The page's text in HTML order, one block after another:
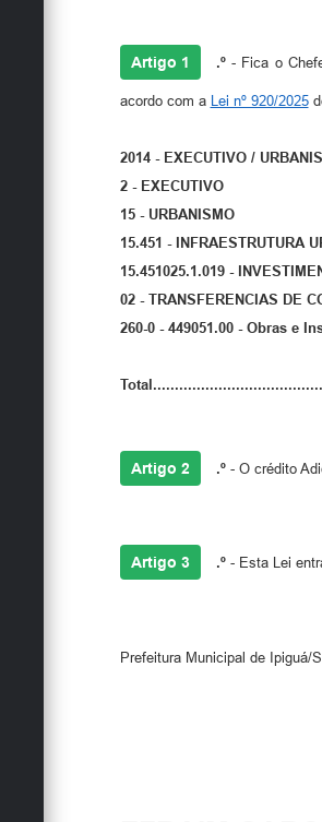
Artigo 1 .º- Fica o
acordo com a Lei nº 920/2025
2014 - EXECUTIVO /
2 - EXECUTIVO
15 - URBANISMO
15.451 - INFRAESTRUTURA
15.451025.1.019 -
02 - TRANSFERENCIAS DE
260-0 - 449051.00 - Obras e
Artigo 2 .º- O crédito
Artigo 3 .º- Esta Lei
Prefeitura Municipal de Ipiguá/